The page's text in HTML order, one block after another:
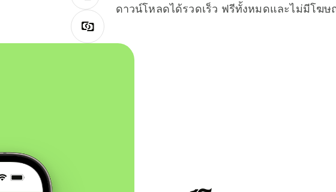
ดาวน์โหลดได้รวดเร็ว ฟรีทั้งหมดและไม่มีโฆษ